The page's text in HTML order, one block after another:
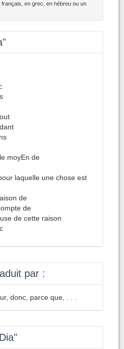
en grec, en hébreu ou un
moyEn de
laquelle une chose est
de
de
de cette raison
par :
donc, parce que, . . .